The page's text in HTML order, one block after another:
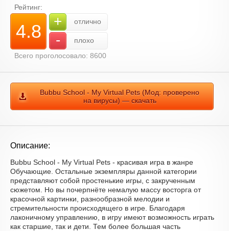
Рейтинг:
4.8 + отлично
-
плохо
Всего проголосовало: 8600
Bubbu School - My Virtual Pets (Мод: проверено
на вирусы) — скачать
Описание:
Bubbu School - My Virtual Pets - красивая игра в жанре
Обучающие. Остальные экземпляры данной категории
представляют собой простенькие игры, с закрученным
сюжетом. Но вы почерпнёте немалую массу восторга от
красочной картинки, разнообразной мелодии и
стремительности происходящего в игре. Благодаря
лаконичному управлению, в игру имеют возможность играть
как старшие, так и дети. Тем более большая часть